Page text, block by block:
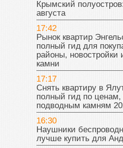
Крымский
августа
17:42
Рынок квартир
полный гид для
районы, новостройки
камни
17:17
Снять квартиру в
полный гид по
подводным камням
16:30
Наушники
лучше купить для